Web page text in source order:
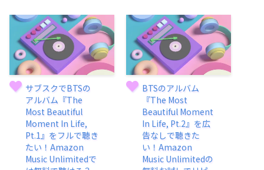
サブスクでBTSの
アルバム『The
Most Beautiful
Moment In Life,
Pt.1』をフルで聴き
たい！Amazon
Music Unlimitedで
BTSのアルバム
『The Most
Beautiful Moment
In Life, Pt.2』を広
告なしで聴きた
い！Amazon
Music Unlimitedの